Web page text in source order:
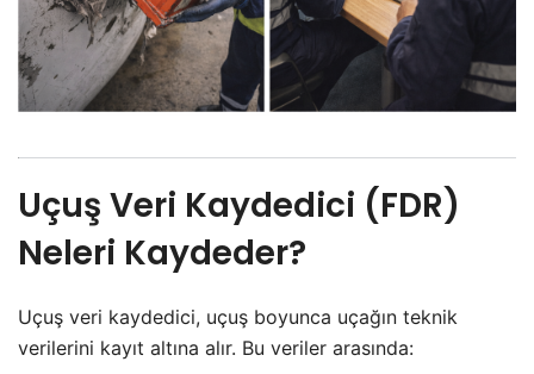
Uçuş Veri Kaydedici (FDR)
Neleri Kaydeder?
Uçuş veri kaydedici, uçuş boyunca uçağın teknik
verilerini kayıt altına alır. Bu veriler arasında: